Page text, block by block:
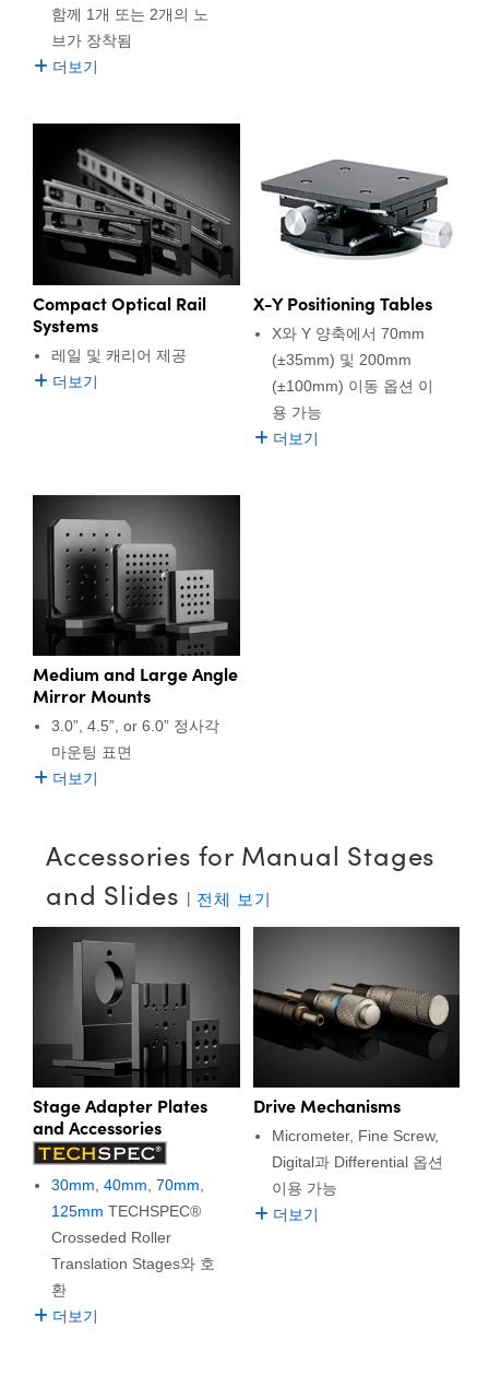
함께 1개 또는 2개의 노
브가 장착됨
더보기
Compact Optical Rail
Systems
레일 및 캐리어 제공
더보기
X-Y Positioning Tables
X와 Y 양축에서 70mm
(±35mm) 및 200mm
(±100mm) 이동 옵션 이
용 가능
더보기
Medium and Large Angle
Mirror Mounts
3.0”, 4.5”, or 6.0” 정사각
마운팅 표면
더보기
Accessories for Manual Stages
and Slides | 전체 보기
Stage Adapter Plates
and Accessories
30mm 40mm 70mm
125mm TECHSPEC®
Crosseded Roller
Translation Stages와 호
환
더보기
Drive Mechanisms
Micrometer, Fine Screw,
Digital과 Differential 옵션
이용 가능
더보기